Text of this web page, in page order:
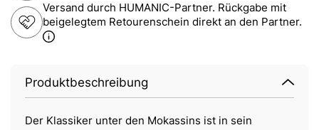
Versand durch HUMANIC-Partner. Rückgabe mit
beigelegtem Retourenschein direkt an den Partner.
Produktbeschreibung
Der Klassiker unter den Mokassins ist in sein